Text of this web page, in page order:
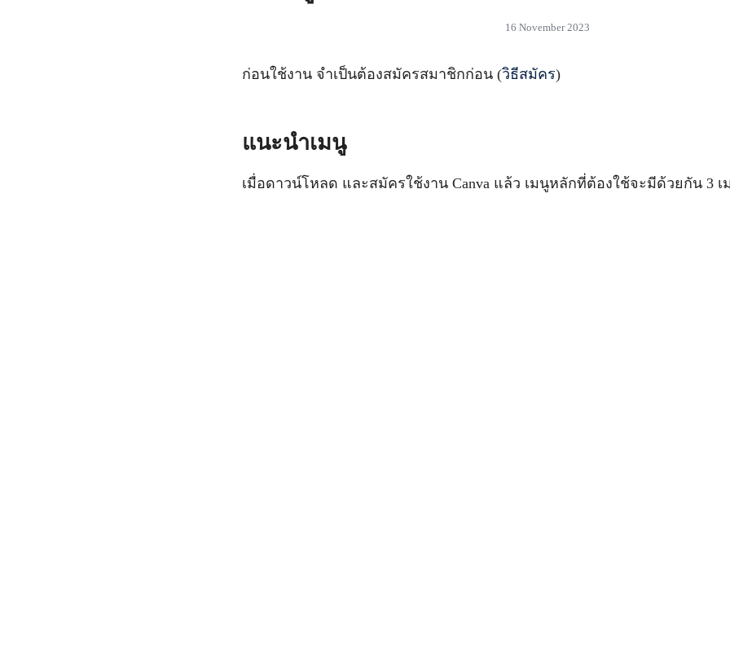
16 November 2023
ก่อนใช้งาน จำเป็นต้องสมัครสมาชิกก่อน (วิธีสมัคร)
แนะนำเมนู
เมื่อดาวน์โหลด และสมัครใช้งาน Canva แล้ว เมนูหลักที่ต้องใช้จะมีด้วยกัน 3 เ